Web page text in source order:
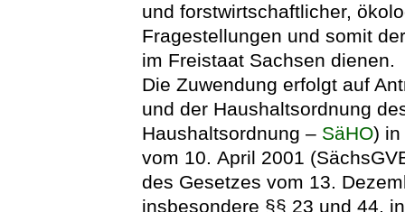
und forstwirtschaftlicher,
Fragestellungen und somit
im Freistaat Sachsen dienen.
Die Zuwendung erfolgt auf
und der Haushaltsordnung
Haushaltsordnung – SäHO) in
vom 10. April 2001
des Gesetzes vom 13.
insbesondere §§ 23 und 44,